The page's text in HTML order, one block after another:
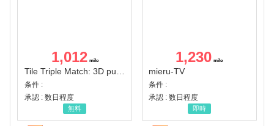
1,012
Tile Triple Match: 3D puzzle
条件 :
承認 : 数日程度
無料
1,230
mieru-TV
条件 :
承認 : 数日程度
即時